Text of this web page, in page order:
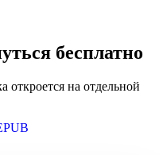
бесплатно
на отдельной